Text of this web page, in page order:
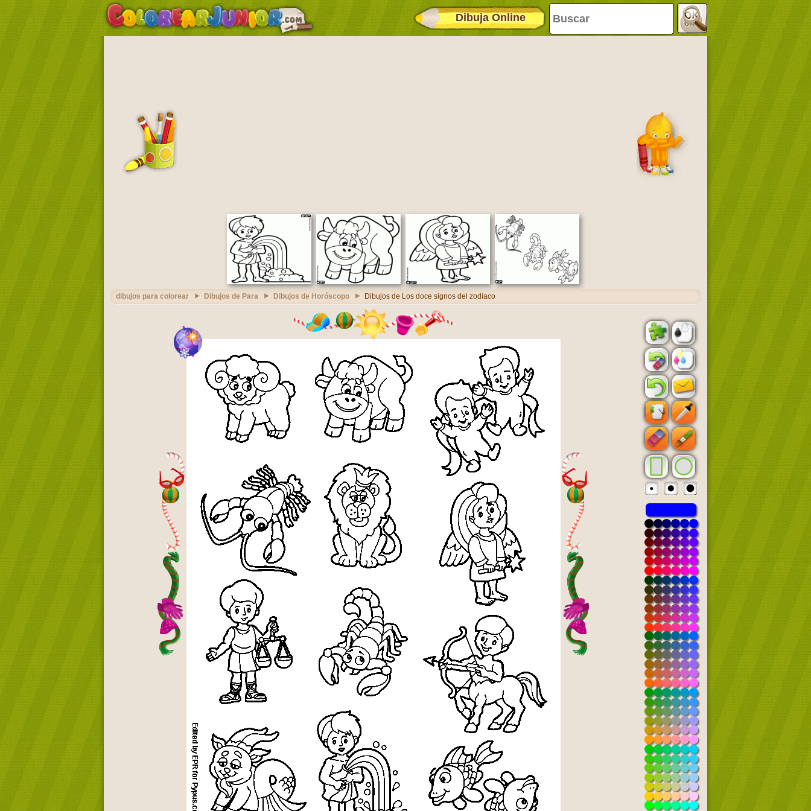
Dibuja Online
dibujos para colorear Dibujos de Para Dibujos de Horóscopo Dibujos de Los doce signos del zodíaco